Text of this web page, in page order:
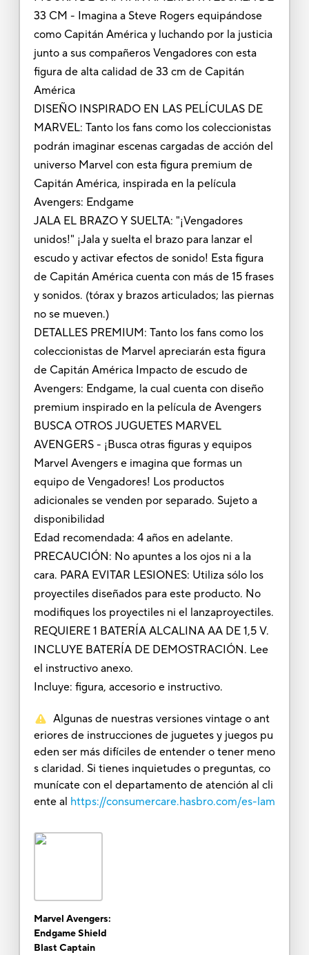
33 CM - Imagina a Steve Rogers equipándose
como Capitán América y luchando por la justicia
junto a sus compañeros Vengadores con esta
figura de alta calidad de 33 cm de Capitán
América
DISEÑO INSPIRADO EN LAS PELÍCULAS DE
MARVEL: Tanto los fans como los coleccionistas
podrán imaginar escenas cargadas de acción del
universo Marvel con esta figura premium de
Capitán América, inspirada en la película
Avengers: Endgame
JALA EL BRAZO Y SUELTA: "¡Vengadores
unidos!" ¡Jala y suelta el brazo para lanzar el
escudo y activar efectos de sonido! Esta figura
de Capitán América cuenta con más de 15 frases
y sonidos. (tórax y brazos articulados; las piernas
no se mueven.)
DETALLES PREMIUM: Tanto los fans como los
coleccionistas de Marvel apreciarán esta figura
de Capitán América Impacto de escudo de
Avengers: Endgame, la cual cuenta con diseño
premium inspirado en la película de Avengers
BUSCA OTROS JUGUETES MARVEL
AVENGERS - ¡Busca otras figuras y equipos
Marvel Avengers e imagina que formas un
equipo de Vengadores! Los productos
adicionales se venden por separado. Sujeto a
disponibilidad
Edad recomendada: 4 años en adelante.
PRECAUCIÓN: No apuntes a los ojos ni a la
cara. PARA EVITAR LESIONES: Utiliza sólo los
proyectiles diseñados para este producto. No
modifiques los proyectiles ni el lanzaproyectiles.
REQUIERE 1 BATERÍA ALCALINA AA DE 1,5 V.
INCLUYE BATERÍA DE DEMOSTRACIÓN. Lee
el instructivo anexo.
Incluye: figura, accesorio e instructivo.
Algunas de nuestras versiones vintage o ant
eriores de instrucciones de juguetes y juegos pu
eden ser más difíciles de entender o tener meno
s claridad. Si tienes inquietudes o preguntas, co
munícate con el departamento de atención al cli
ente al https://consumercare.hasbro.com/es-lam
Marvel Avengers:
Endgame Shield
Blast Captain